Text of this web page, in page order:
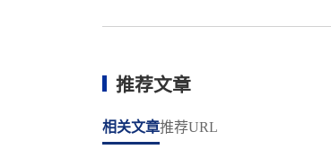
推荐文章
相关文章推荐URL